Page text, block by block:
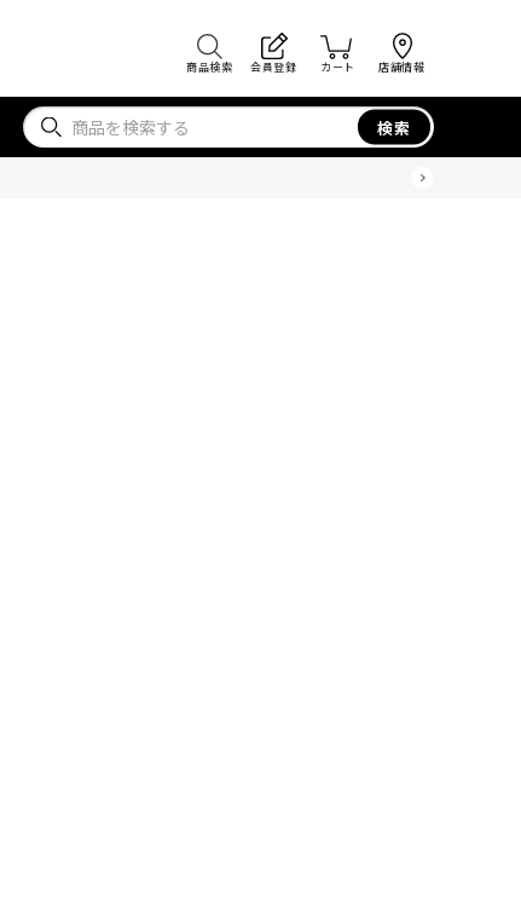
商品検索 会員登録 カート 店舗情報
検索